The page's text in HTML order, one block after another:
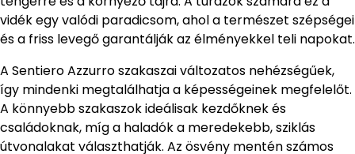
vidék egy valódi paradicsom, ahol a természet szépségei
és a friss levegő garantálják az élményekkel teli napokat.
A Sentiero Azzurro szakaszai változatos nehézségűek,
így mindenki megtalálhatja a képességeinek megfelelőt.
A könnyebb szakaszok ideálisak kezdőknek és
családoknak, míg a haladók a meredekebb, sziklás
útvonalakat választhatják. Az ösvény mentén számos